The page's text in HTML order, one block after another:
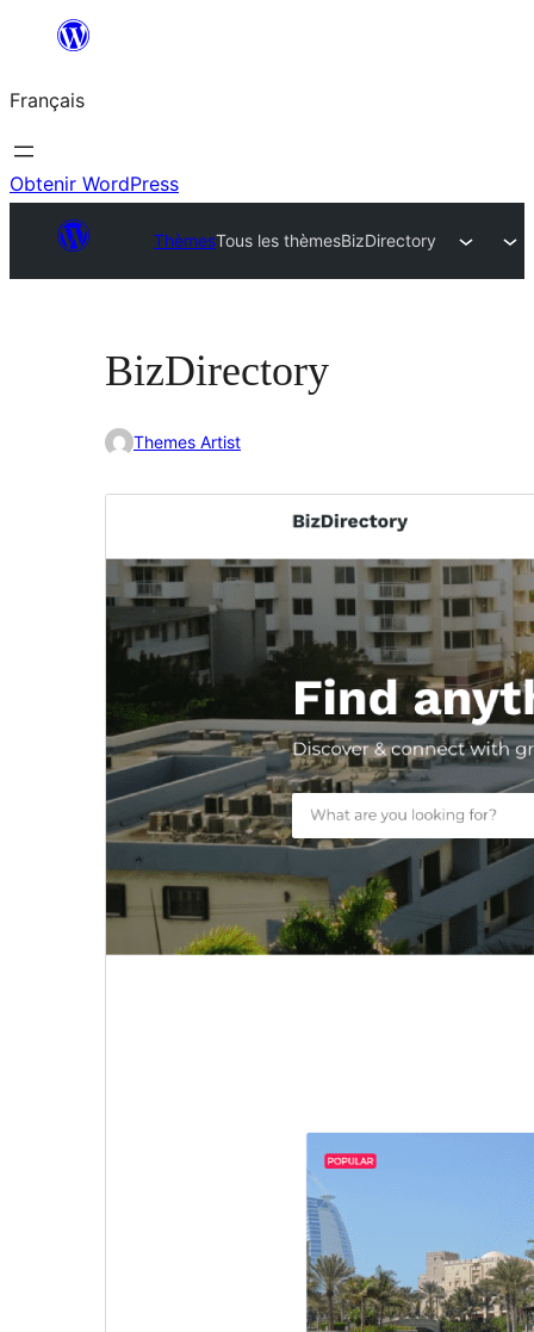
contenu
Français
Obtenir WordPress
ThèmesTous les thèmesBizDirectory
BizDirectory
Themes Artist